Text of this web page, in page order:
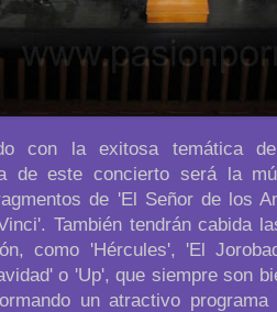
con la exitosa temática
de este concierto será la
de 'El Señor de los
También tendrán cabida
como 'Hércules', 'El
o 'Up', que siempre son
un atractivo